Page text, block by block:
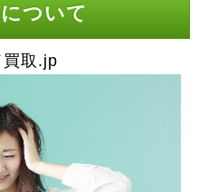
ついて
買取.jp